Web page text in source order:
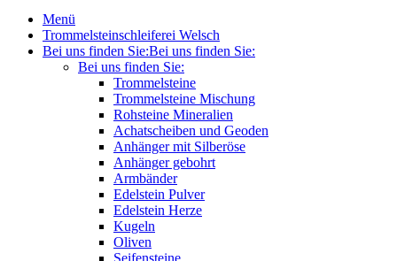
Menü
Trommelsteinschleiferei Welsch
Bei uns finden Sie:Bei uns finden Sie:
Bei uns finden Sie:
Trommelsteine
Trommelsteine Mischung
Rohsteine Mineralien
Achatscheiben und Geoden
Anhänger mit Silberöse
Anhänger gebohrt
Armbänder
Edelstein Pulver
Edelstein Herze
Kugeln
Oliven
Seifensteine